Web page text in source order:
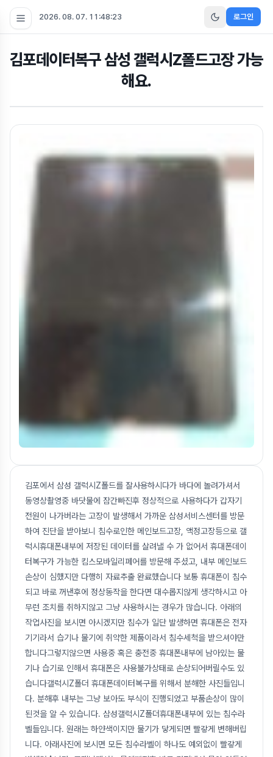
2026. 08. 07. 11:48:25 로그인
김포데이터복구 삼성 갤럭시Z폴드고장 가능
해요.
김포에서 삼성 갤럭시Z폴드를 잘사용하시다가 바다에 놀려가셔서
동영상촬영중 바닷물에 잠간빠진후 정상적으로 사용하다가 갑자기
전원이 나가버라는 고장이 발생해서 가까운 삼성서비스센터를 방문
하여 진단을 받아보니 침수로인한 메인보드고장, 액정고장등으로 갤
럭시휴대폰내부에 저장된 데이터를 살려낼 수 가 없어서 휴대폰데이
터복구가 가능한 킴스모바일리페어를 방문해 주셨고, 내부 메인보드
손상이 심했지만 다행히 자료추출 완료했습니다 보통 휴대폰이 침수
되고 바로 꺼낸후에 정상동작을 한다면 대수롭지않게 생각하시고 아
무런 조치를 취하지않고 그냥 사용하시는 경우가 많습니다. 아래의
작업사진을 보시면 아시겠지만 침수가 일단 발생하면 휴대폰은 전자
기기라서 습기나 물기에 취약한 제품이라서 침수세척을 받으셔야만
합니다그렇지않으면 사용중 혹은 충전중 휴대폰내부에 남아있는 물
기나 습기로 인해서 휴대폰은 사용불가상태로 손상되어버릴수도 있
습니다갤럭시Z폴더 휴대폰데이터복구를 위해서 분해한 사진들입니
다. 분해후 내부는 그냥 보아도 부식이 진행되었고 부품손상이 많이
된것을 알 수 있습니다. 삼성갤럭시Z폴더휴대폰내부에 있는 침수라
벨들입니다. 원래는 하얀색이지만 물기가 닿게되면 빨갛게 변해버립
니다. 아래사진에 보시면 모든 침수라벨이 하나도 예외없이 빨갛게